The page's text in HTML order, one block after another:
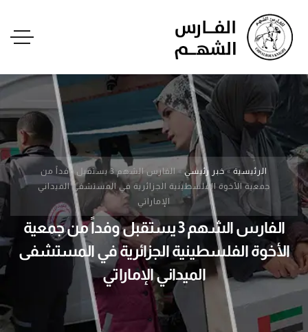
الرئيسية»خبر رئيسي»
الفارس الشهم 3 يستقبل وفداً من
جمعية الأخوة الفلسطينية الجزائرية في المستشفى الميداني
الإماراتي
الفارس الشهم 3 يستقبل وفداً من جمعية
الأخوة الفلسطينية الجزائرية في المستشفى
الميداني الإماراتي